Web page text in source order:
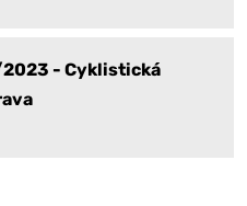
- Cyklistická